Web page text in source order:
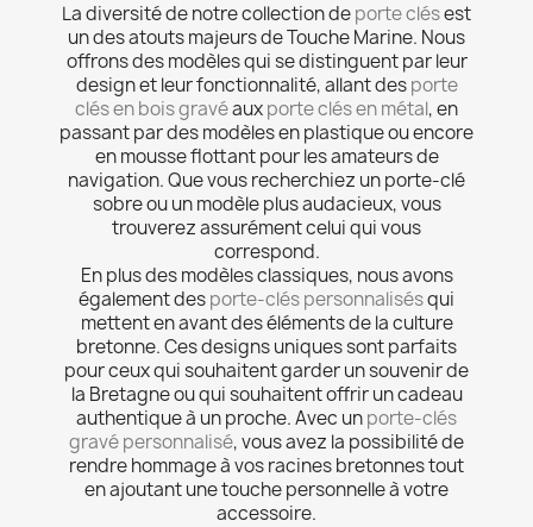
La diversité de notre collection deporte clésest
un des atouts majeurs de Touche Marine. Nous
offrons des modèles qui se distinguent par leur
design et leur fonctionnalité, allant desporte
clés en bois gravéauxporte clés en métal, en
passant par des modèles en plastique ou encore
en mousse flottant pour les amateurs de
navigation. Que vous recherchiez un porte-clé
sobre ou un modèle plus audacieux, vous
trouverez assurément celui qui vous
correspond.
En plus des modèles classiques, nous avons
également desporte-clés personnalisésqui
mettent en avant des éléments de la culture
bretonne. Ces designs uniques sont parfaits
pour ceux qui souhaitent garder un souvenir de
la Bretagne ou qui souhaitent offrir un cadeau
authentique à un proche. Avec unporte-clés
gravé personnalisé, vous avez la possibilité de
rendre hommage à vos racines bretonnes tout
en ajoutant une touche personnelle à votre
accessoire.